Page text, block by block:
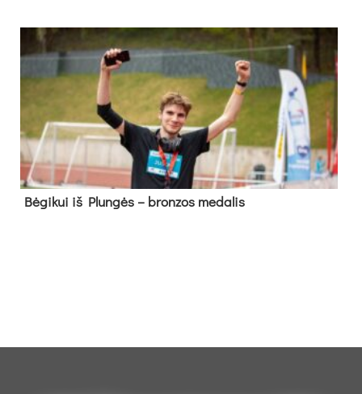
Bė­gi­kui iš Plun­gės – bron­zos me­da­lis